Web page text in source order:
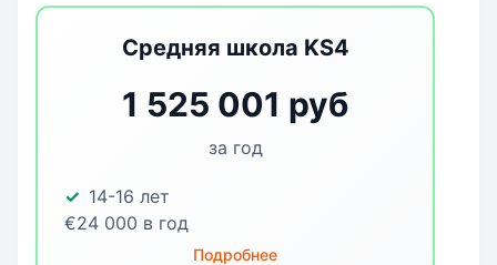
Средняя школа KS4
1 525 001 руб
за год
14-16 лет
€24 000 в год
Подробнее